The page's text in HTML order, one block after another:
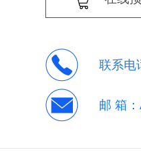
联系电
邮 箱：